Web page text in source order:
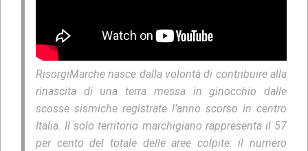
RisorgiMarche nasce dalla volontà di contribuire alla
rinascita di una terra messa in ginocchio dalle
scosse sismiche registrate l’anno scorso in centro
Italia. Il solo territorio marchigiano rappresenta il 57
per cento del totale delle aree colpite: il numero